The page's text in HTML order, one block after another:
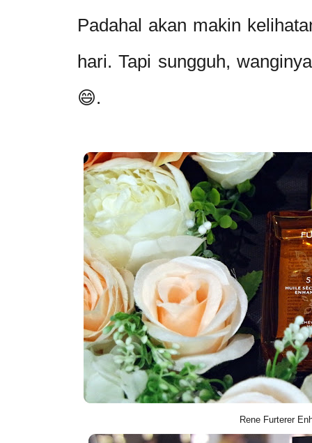
Padahal akan makin
hari. Tapi sungguh,
😄.
Rene Furterer